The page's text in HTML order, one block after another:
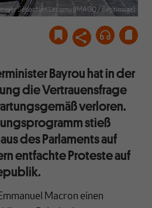
Sébastien Lecornu (IMAGO / Bestimage)
Bayrou hat in der
die Vertrauensfrage
verloren.
stieß
des Parlaments auf
entfachte Proteste auf
Macron einen